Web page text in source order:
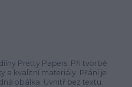
Pretty Papers. Při tvorbě
a kvalitní materiály. Přání je
obálka. Uvnitř bez textu.